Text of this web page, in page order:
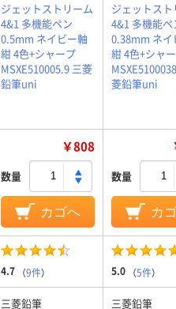
ジェットストリーム
4&1 多機能ペン
0.5mm ネイビー軸
紺 4色+シャープ
MSXE510005.9 三菱
鉛筆uni
ジェットス
4&1 多機能ペ
0.38mm ネイ
紺 4色+シャ
菱鉛筆uni
￥808
数量
カゴへ
数量
カ
4.7 （9件） 5.0 （5件）
三菱鉛筆 三菱鉛筆